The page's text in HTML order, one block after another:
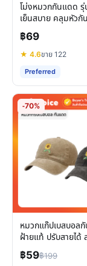
โม่งหมวกกันแดด
เย็นสบาย คลุมหัว
สำหรับทุกกิจกรรม
฿69
★ 4.6ขาย 122
Preferred
-70%
หมวกแก๊ปเบสบอล
ฝ้ายแท้ ปรับสายได้
สิกใส่ได้ทุกวัน
฿59฿199